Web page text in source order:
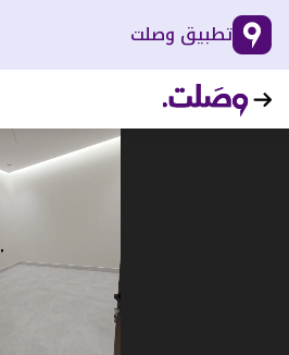
تطبيق وصلت